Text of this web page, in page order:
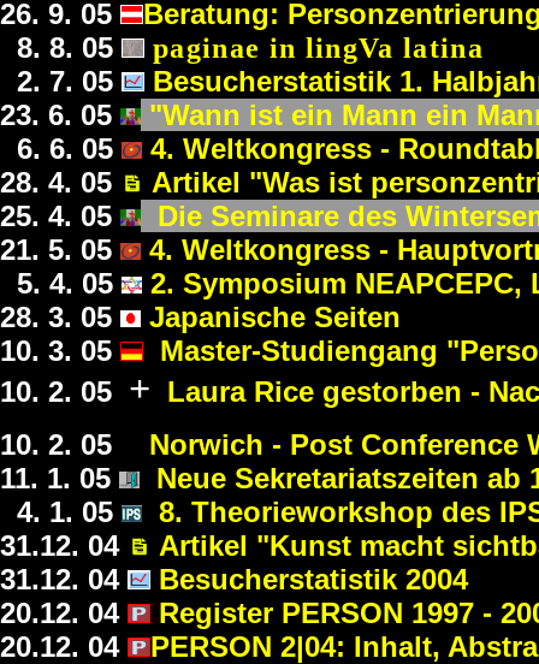
26. 9. 05
Beratung:
8. 8. 05
paginae in lingVa latina
2. 7. 05
Besucherstatistik 1.
23. 6. 05
"Wann ist ein Mann ein
6. 6. 05
4. Weltkongress -
28. 4. 05
Artikel "Was ist
25. 4. 05
Die Seminare des
21. 5. 05
4. Weltkongress -
5. 4. 05
2. Symposium NEAPCEPC,
28. 3. 05
Japanische Seiten
10. 3. 05
Master-Studiengang
10. 2. 05 + Laura Rice gestorben -
10. 2. 05
Norwich - Post Conference
11. 1. 05
Neue Sekretariatszeiten ab
4. 1. 05
8. Theorieworkshop des
31.12. 04
Artikel "Kunst macht
31.12. 04
Besucherstatistik 2004
20.12. 04 Register PERSON 1997 -
20.12. 04
PERSON 2|04: Inhalt,